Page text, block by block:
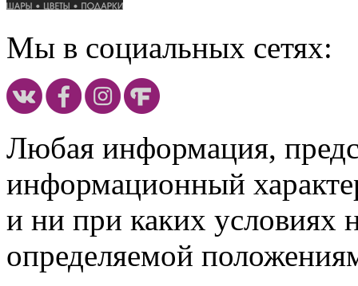
Мы в социальных сетях:
Любая информация,
информационный
и ни при каких условиях
определяемой